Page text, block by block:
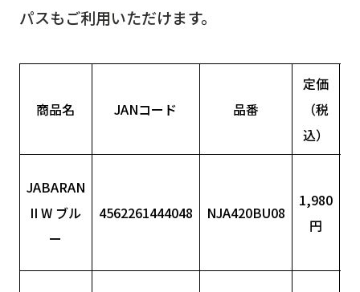
パスもご利用いただけます。
商品名 JANコード 品番
定価
（税
込）
JABARAN
II W ブル
ー
4562261444048 NJA420BU08
1,980
円